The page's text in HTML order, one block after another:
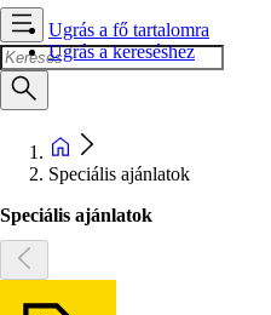
Ugrás a fő tartalomra
Ugrás a kereséshez
Speciális ajánlatok
Speciális ajánlatok